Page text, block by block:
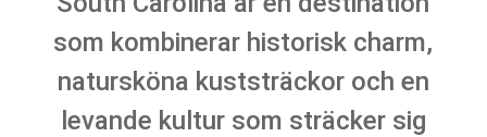
som kombinerar historisk charm,
natursköna kuststräckor och en
levande kultur som sträcker sig